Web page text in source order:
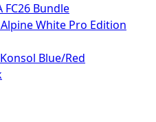
FC26 Bundle
White Pro Edition
Blue/Red